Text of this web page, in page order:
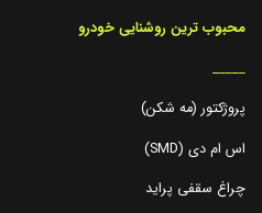
محبوب ترین روشنایی خودرو
_____
پروژکتور (مه شکن)
اس ام دی (SMD)
چراغ سقفی پراید